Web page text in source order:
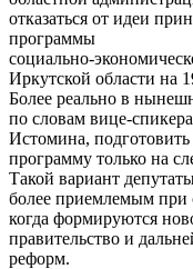
отказаться от идеи
программы
социально-
Иркутской области на
Более реально в
по словам вице-
Истомина,
программу только на
Такой вариант
более приемлемым при
когда формируются
правительство и
реформ.